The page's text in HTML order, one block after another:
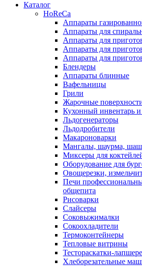
Каталог
HoReCa
Аппараты
Аппараты для
Аппараты для
Аппараты для
Аппараты для
Блендеры
Аппараты блинные
Вафельницы
Грили
Жарочные
Кухонный инвентарь и
Льдогенераторы
Льдодробители
Макароноварки
Мангалы, шаурма,
Миксеры для
Оборудование для
Овощерезки,
Печи
общепита
Рисоварки
Слайсеры
Соковыжималки
Сокоохладители
Термоконтейнеры
Тепловые витрины
Тестораскатки-
Хлеборезательные